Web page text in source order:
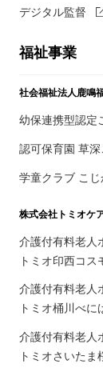
デジタル監督
福祉事業
社会福祉法人鹿鳴
幼保連携型認定
認可保育園 草
学童クラブ こ
株式会社トミオケ
介護付有料老人
トミオ印西コス
介護付有料老人
トミオ桶川べに
介護付有料老人
トミオさいたま